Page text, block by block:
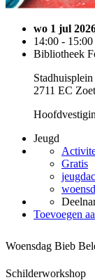
wo 1 jul
14:00 - 15:00
Bibliotheek
Stadhuisplein
2711 EC
Jeugd
Gratis
Toevoegen
Woensdag Bieb
Schilderworkshop